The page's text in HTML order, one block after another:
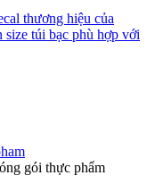
thương hiệu của
túi bạc phù hợp với
gói thực phẩm